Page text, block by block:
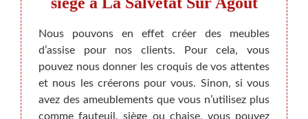
de
:
le
Nous pouvons en effet créer des meubles
d’assise pour nos clients. Pour cela, vous
pouvez nous donner les croquis de vos attentes
et nous les créerons pour vous. Sinon, si vous
avez des ameublements que vous n’utilisez plus
comme fauteuil, siège ou chaise, vous pouvez